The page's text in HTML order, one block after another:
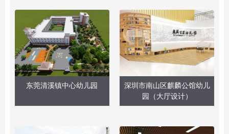
东莞清溪镇中心幼儿园
深圳市南山区麒麟公馆幼儿
园（大厅设计）